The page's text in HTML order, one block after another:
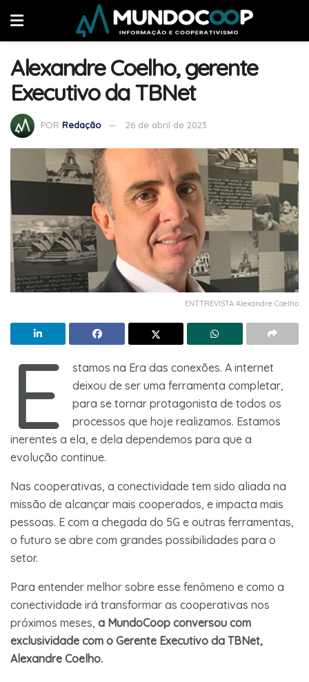
Alexandre Coelho, gerente
Executivo da TBNet
POR Redação 26 de abril de 2023
ENTTREVISTA Alexandre Coelho
E
stamos na Era das conexões. A internet
deixou de ser uma ferramenta completar,
para se tornar protagonista de todos os
processos que hoje realizamos. Estamos
inerentes a ela, e dela dependemos para que a
evolução continue.
Nas cooperativas, a conectividade tem sido aliada na
missão de alcançar mais cooperados, e impacta mais
pessoas. E com a chegada do 5G e outras ferramentas,
o futuro se abre com grandes possibilidades para o
setor.
Para entender melhor sobre esse fenômeno e como a
conectividade irá transformar as cooperativas nos
próximos meses, a MundoCoop conversou com
exclusividade com o Gerente Executivo da TBNet,
Alexandre Coelho.